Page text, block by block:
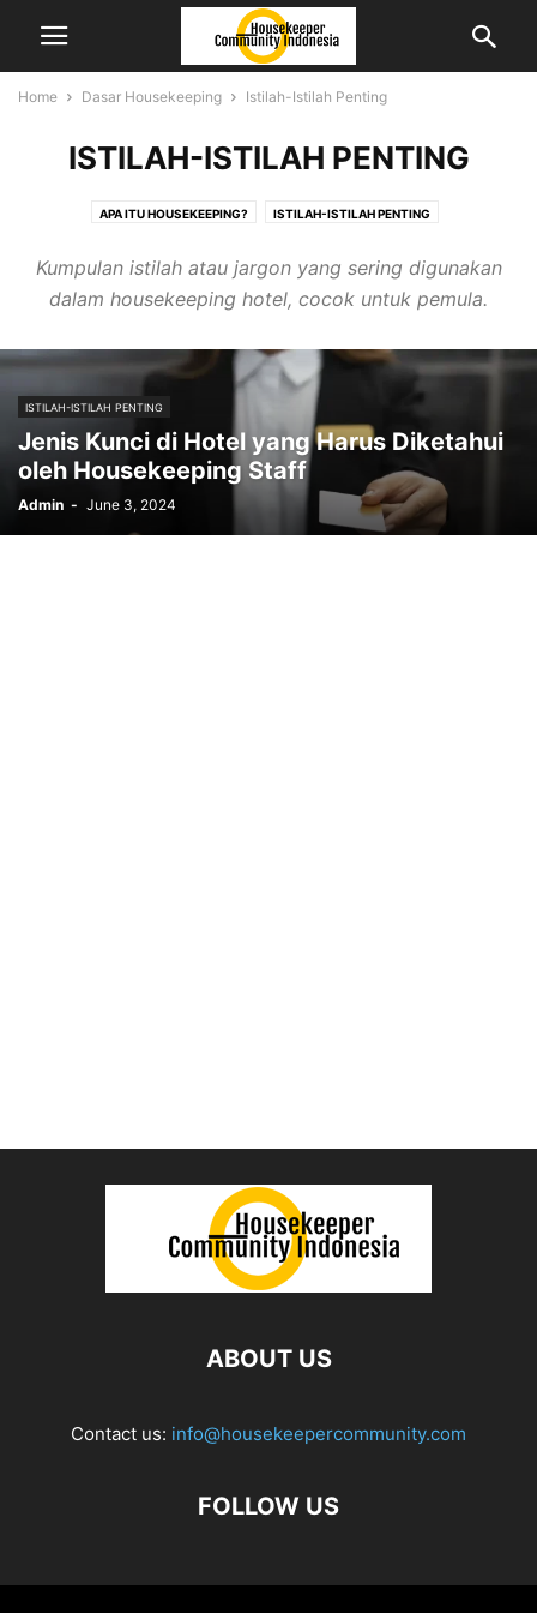
Home Dasar Housekeeping Istilah-Istilah Penting
ISTILAH-ISTILAH PENTING
APA ITU HOUSEKEEPING? ISTILAH-ISTILAH PENTING
Kumpulan istilah atau jargon yang sering digunakan
dalam housekeeping hotel, cocok untuk pemula.
ISTILAH-ISTILAH PENTING
Jenis Kunci di Hotel yang Harus Diketahui
oleh Housekeeping Staff
Admin - June 3, 2024
ABOUT US
Contact us: info@housekeepercommunity.com
FOLLOW US